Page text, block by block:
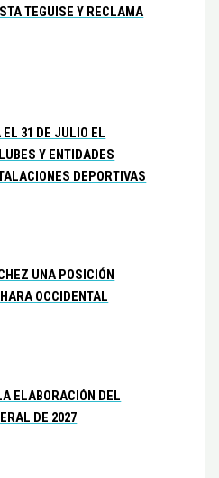
TEGUISE Y RECLAMA
31 DE JULIO EL
Y ENTIDADES
DEPORTIVAS
UNA POSICIÓN
OCCIDENTAL
ELABORACIÓN DEL
DE 2027